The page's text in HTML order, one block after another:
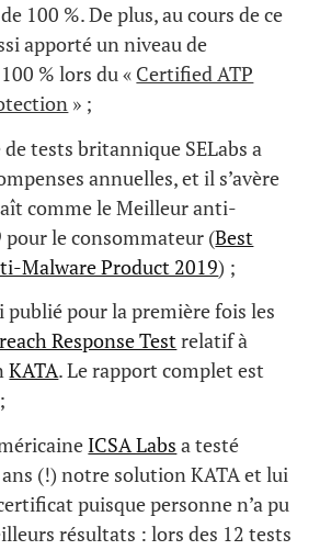
100 %. De plus, au cours de ce
apporté un niveau de
% lors du « Certified ATP
» ;
tests britannique SELabs a
annuelles, et il s’avère
comme le Meilleur anti-
pour le consommateur (Best
Malware Product 2019) ;
publié pour la première fois les
Response Testrelatif à
KATA. Le rapport complet est
;
ICSA Labs a testé
(!) notre solution KATA et lui
puisque personne n’a pu
résultats : lors des 12 tests